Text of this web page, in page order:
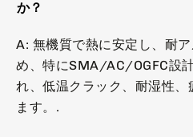
か？
A: 無機質で熱に安定し、耐
め、特にSMA/AC/OGFC設
れ、低温クラック、耐湿性、
ます。.